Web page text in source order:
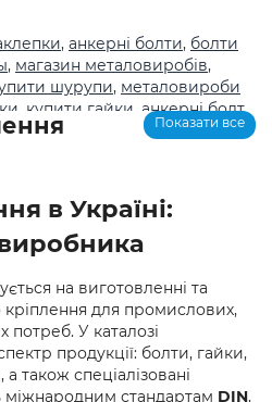
, анкерні болти, болти
, магазин металовиробів,
шурупи, металовироби
купити гайки анкерні болт,
різьблення з великим
каталог
Ц2 анкера
заклепування
м8 під шестигранник
м 8,
,болт м12 размеры,болт м14 1.5
,болт м 18,болт м 9,болт м7
din 6325, din 6799,din 11024
крепежа харьков,
купить,метизы оптом
магазин, магазин болтов
Показати все
в Україні:
виробника
на виготовленні та
для промислових,
потреб. У каталозі
продукції: болти, гайки,
також спеціалізовані
міжнародним стандартам DIN,